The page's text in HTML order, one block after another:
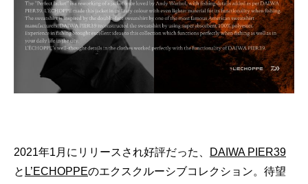
FASHION
BEAUTY
GOODS
GADGET
FOOD
2021年1月にリリースされ好評だった、
DAIWA PIER39
と L’ECHOPPEのエクスクルーシブコレクション。待望